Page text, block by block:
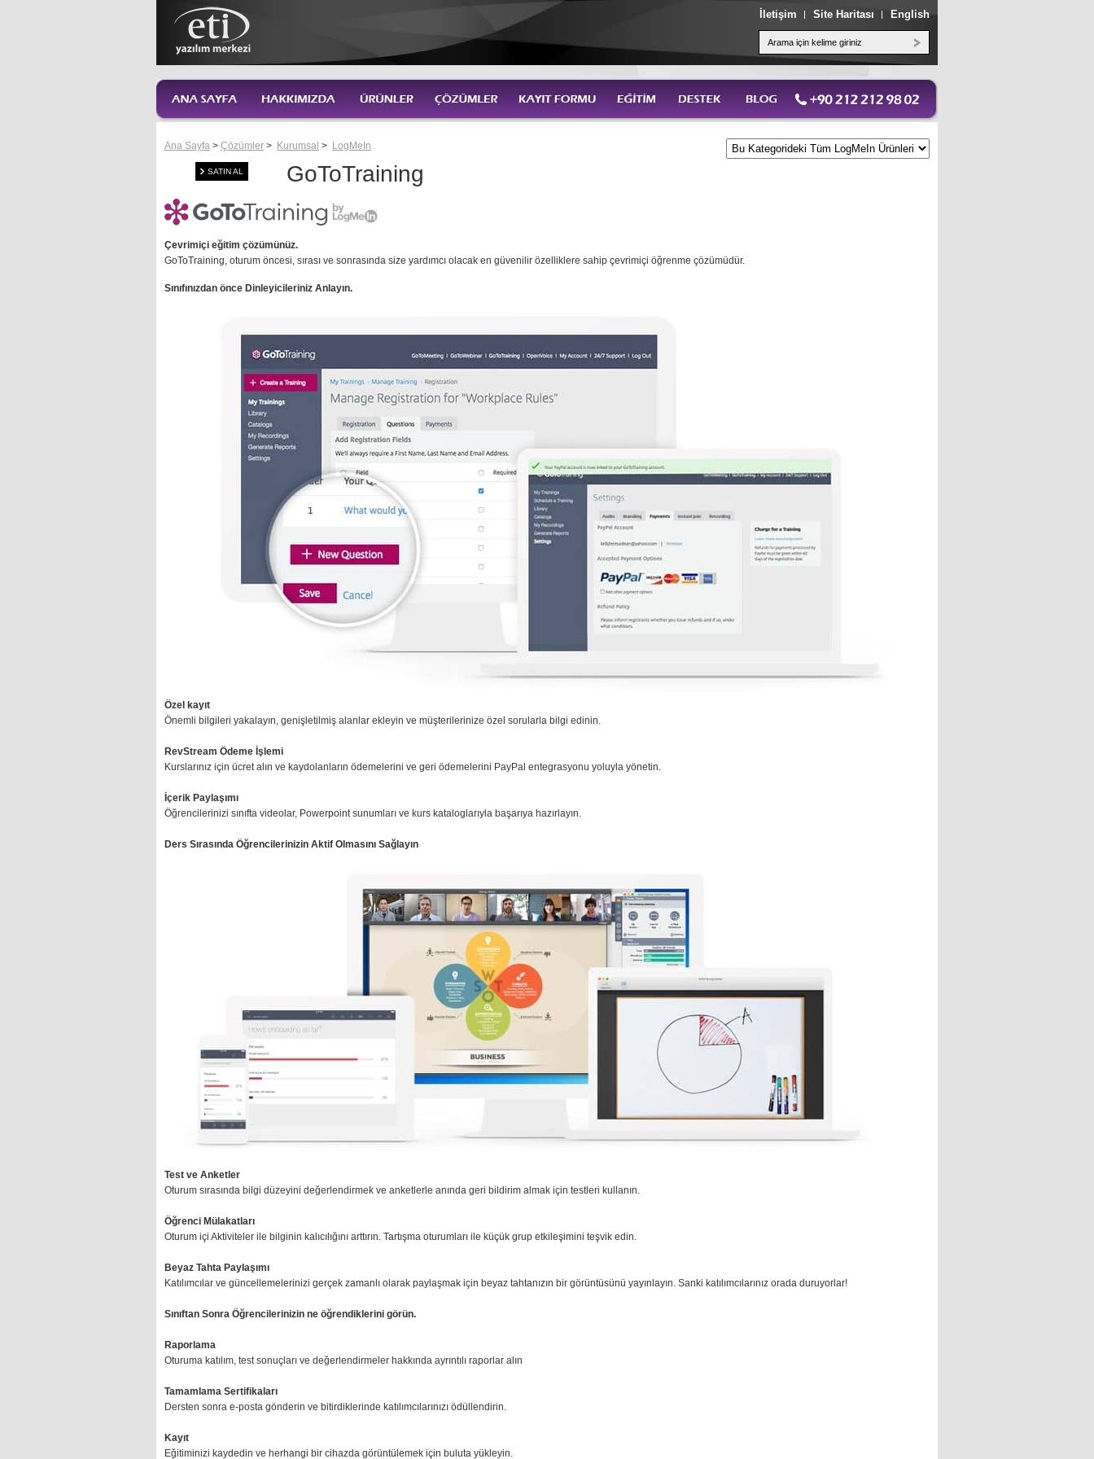
İletişim Site Haritası English
Ana Sayfa > Çözümler > Kurumsal > LogMeIn
SATIN AL GoToTraining
Çevrimiçi eğitim çözümünüz.
GoToTraining, oturum öncesi, sırası ve sonrasında size yardımcı olacak en güvenilir özelliklere sahip çevrimiçi öğrenme çözümüdür.
Sınıfınızdan önce Dinleyicileriniz Anlayın.
Özel kayıt
Önemli bilgileri yakalayın, genişletilmiş alanlar ekleyin ve müşterilerinize özel sorularla bilgi edinin.
RevStream Ödeme İşlemi
Kurslarınız için ücret alın ve kaydolanların ödemelerini ve geri ödemelerini PayPal entegrasyonu yoluyla yönetin.
İçerik Paylaşımı
Öğrencilerinizi sınıfta videolar, Powerpoint sunumları ve kurs kataloglarıyla başarıya hazırlayın.
Ders Sırasında Öğrencilerinizin Aktif Olmasını Sağlayın
Test ve Anketler
Oturum sırasında bilgi düzeyini değerlendirmek ve anketlerle anında geri bildirim almak için testleri kullanın.
Öğrenci Mülakatları
Oturum içi Aktiviteler ile bilginin kalıcılığını arttırın. Tartışma oturumları ile küçük grup etkileşimini teşvik edin.
Beyaz Tahta Paylaşımı
Katılımcılar ve güncellemelerinizi gerçek zamanlı olarak paylaşmak için beyaz tahtanızın bir görüntüsünü yayınlayın. Sanki katılımcılarınız orada duruyorlar!
Sınıftan Sonra Öğrencilerinizin ne öğrendiklerini görün.
Raporlama
Oturuma katılım, test sonuçları ve değerlendirmeler hakkında ayrıntılı raporlar alın
Tamamlama Sertifikaları
Dersten sonra e-posta gönderin ve bitirdiklerinde katılımcılarınızı ödüllendirin.
Kayıt
Eğitiminizi kaydedin ve herhangi bir cihazda görüntülemek için buluta yükleyin.